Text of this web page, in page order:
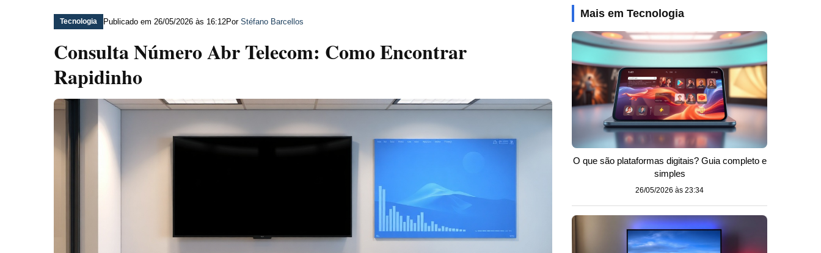
Tecnologia Publicado em 26/05/2026 às 16:12Por Stéfano Barcellos
Consulta Número Abr Telecom: Como Encontrar
Rapidinho
Mais em Tecnologia
O que são plataformas digitais? Guia completo e
simples
26/05/2026 às 23:34